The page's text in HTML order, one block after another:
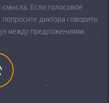
Если голосовое
диктора говорить
между предложениями.